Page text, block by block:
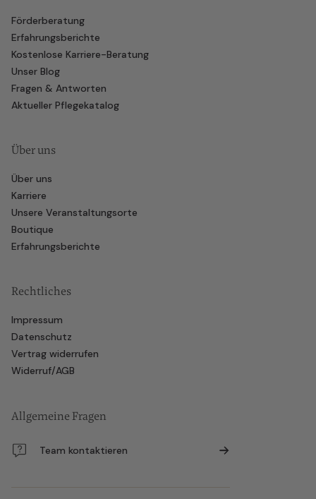
Förderberatung
Erfahrungsberichte
Kostenlose Karriere-Beratung
Unser Blog
Fragen & Antworten
Aktueller Pflegekatalog
Über uns
Über uns
Karriere
Unsere Veranstaltungsorte
Boutique
Erfahrungsberichte
Rechtliches
Impressum
Datenschutz
Vertrag widerrufen
Widerruf/AGB
Allgemeine Fragen
Team kontaktieren